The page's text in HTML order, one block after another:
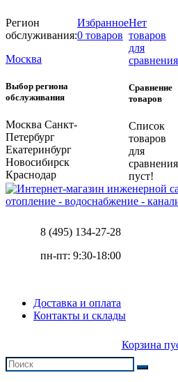
Регион
обслуживания:
Москва
Выбор региона
обслуживания
Москва Санкт-
Петербург
Екатеринбург
Новосибирск
Краснодар
Избранное
0 товаров
Нет
товаров
для
сравнения
Сравнение
товаров
Список
товаров
для
сравнения
пуст!
отопление - водоснабжение -
8 (495) 134-27-28
пн-пт: 9:30-18:00
Доставка и оплата
Контакты и склады
Корзина